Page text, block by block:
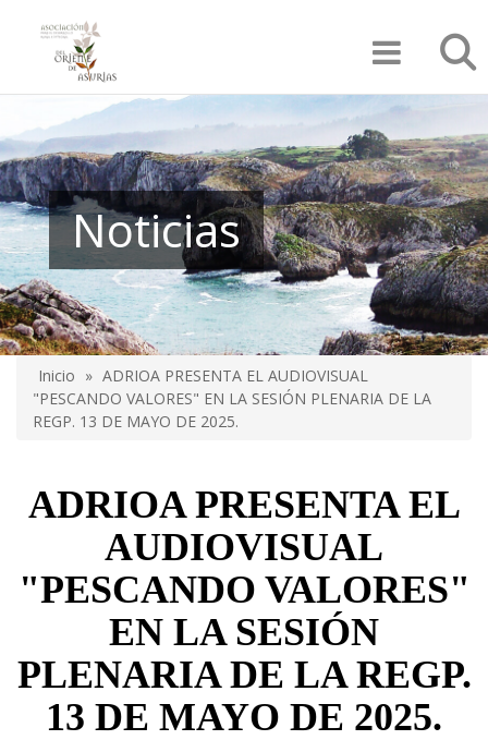
contenido
Noticias
Sobrescribir
enlaces
de
ayuda
la
navegación
Inicio
ADRIOA PRESENTA EL AUDIOVISUAL
"PESCANDO VALORES" EN LA SESIÓN PLENARIA DE LA
REGP. 13 DE MAYO DE 2025.
ADRIOA PRESENTA EL
AUDIOVISUAL
"PESCANDO VALORES"
EN LA SESIÓN
PLENARIA DE LA REGP.
13 DE MAYO DE 2025.